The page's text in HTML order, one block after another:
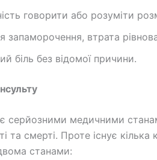
говорити або розуміти
запаморочення, втрата
біль без відомої причини.
є серйозними медичними
та смерті. Проте існує кілька
станами: